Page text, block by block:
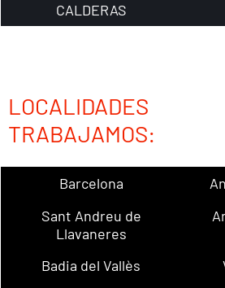
CALDERAS
TRABAJAMOS:
Barcelona
Sant Andreu de
Llavaneres
Badia del Vallès